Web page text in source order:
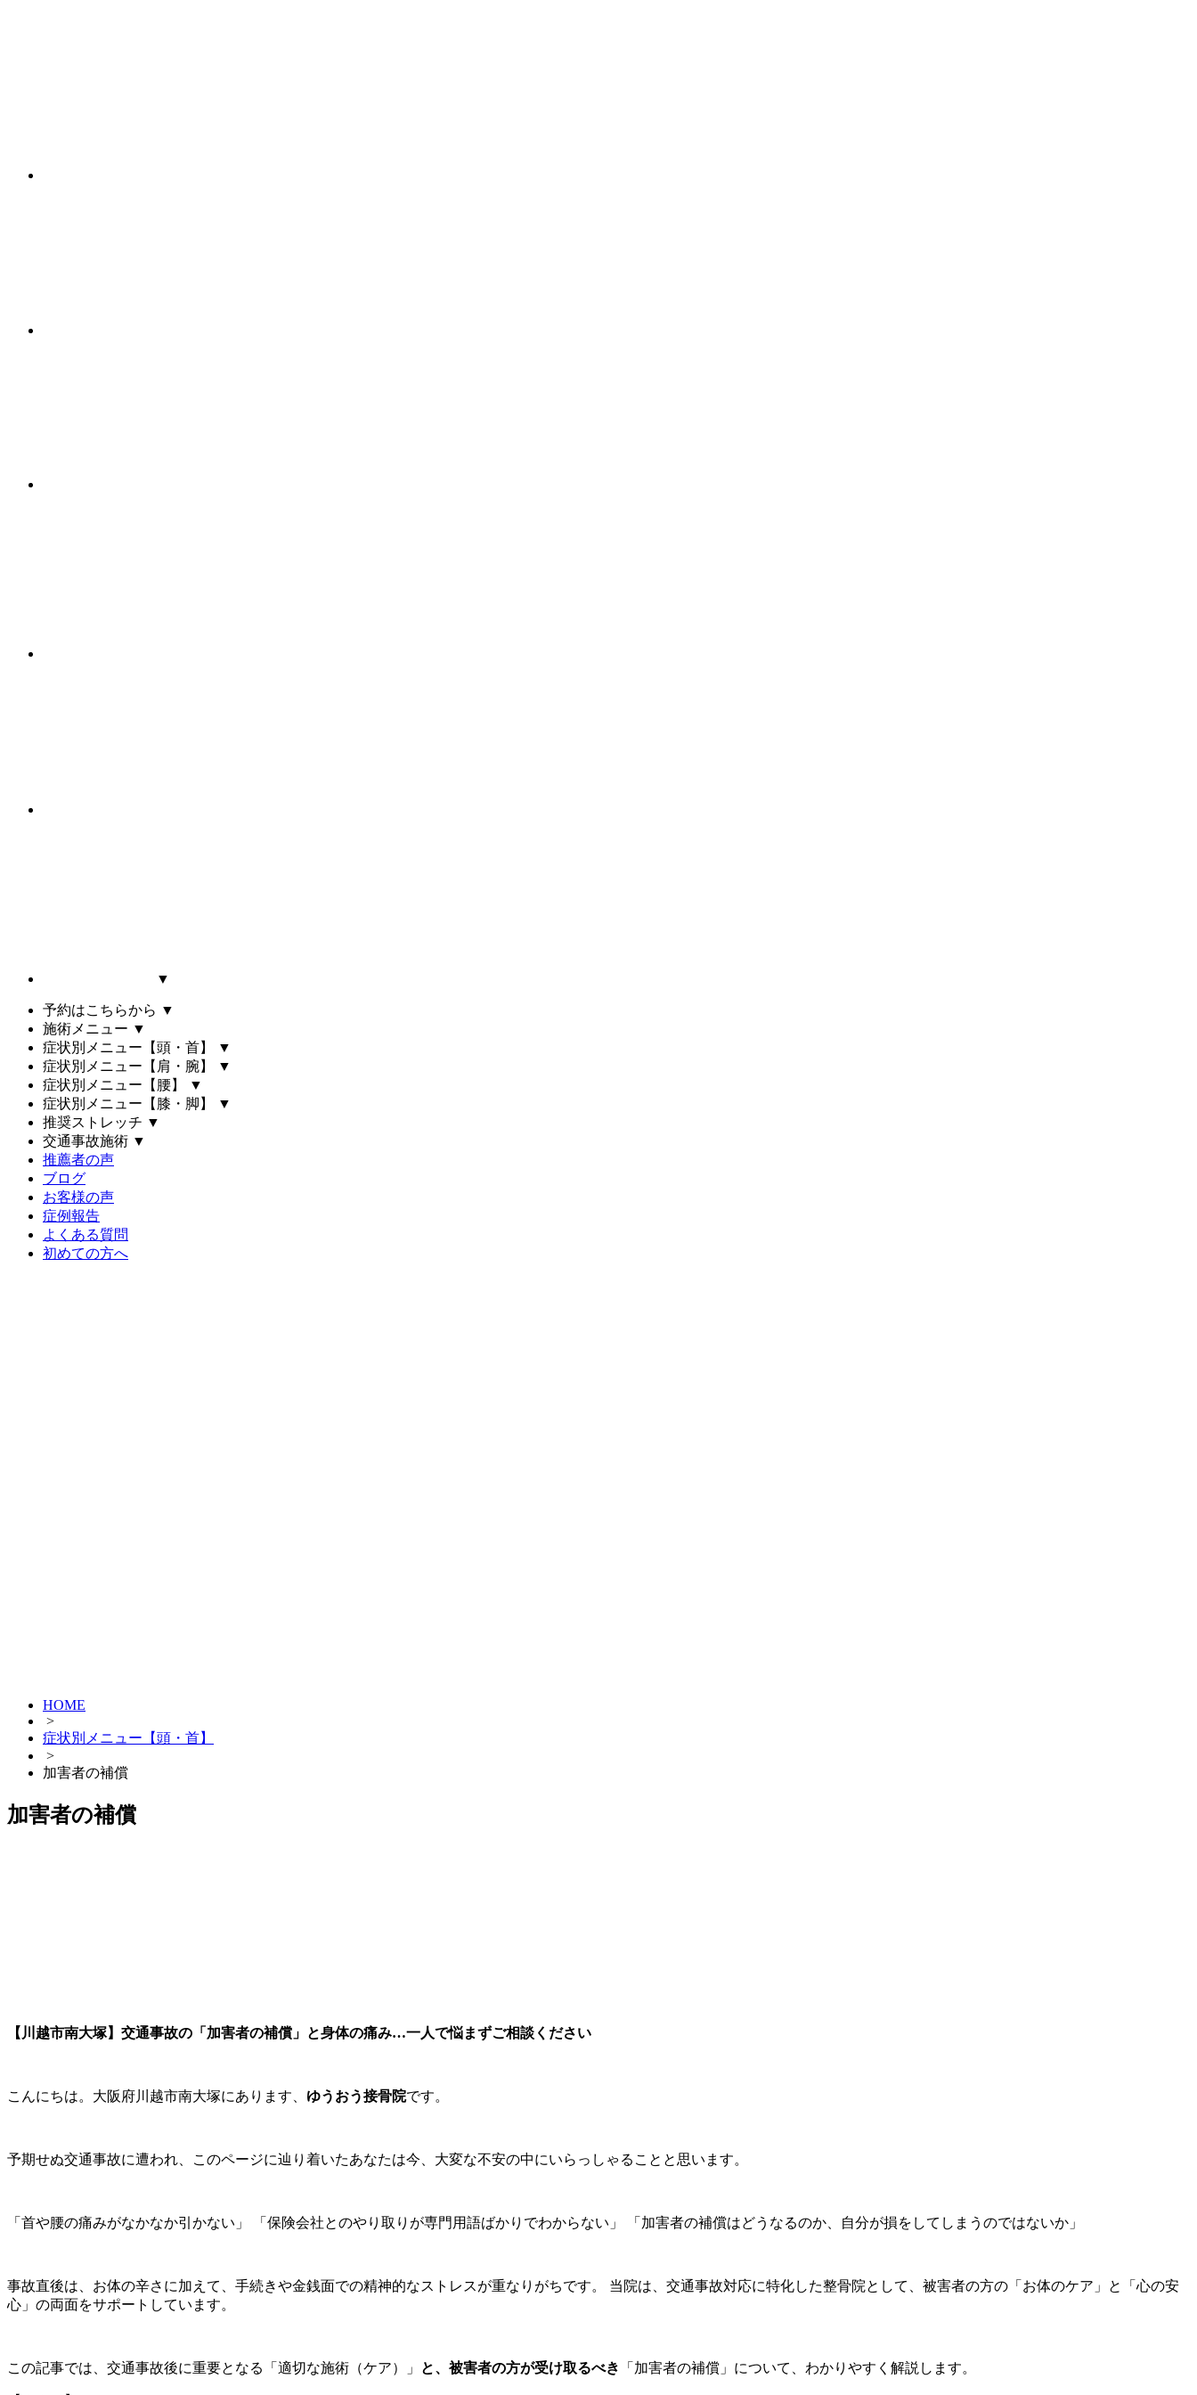
▼
予約はこちらから ▼
施術メニュー ▼
症状別メニュー【頭・首】
▼
症状別メニュー【肩・腕】
▼
症状別メニュー【腰】
▼
症状別メニュー【膝・脚】
▼
推奨ストレッチ ▼
交通事故施術 ▼
推薦者の声
ブログ
お客様の声
症例報告
よくある質問
初めての方へ
HOME
>
症状別メニュー【頭・首】
>
加害者の補償
加害者の補償
【川越市南大塚】交通事故の「加害者の補償」と身体の痛み…一人で悩まずご相談ください
こんにちは。大阪府川越市南大塚にあります、 ゆうおう接骨院です。
予期せぬ交通事故に遭われ、このページに辿り着いたあなたは今、大変な不安の中にいらっしゃることと思います。
「首や腰の痛みがなかなか引かない」 「保険会社とのやり取りが専門用語ばかりでわからない」 「加害者の補償はどうなるのか、自分が損をしてしまうのではないか」
事故直後は、お体の辛さに加えて、手続きや金銭面での精神的なストレスが重なりがちです。 当院は、交通事故対応に特化した整骨院として、被害者の方の「お体のケア」と「心の安
心」の両面をサポートしています。
この記事では、交通事故後に重要となる「適切な施術（ケア）」 と、被害者の方が受け取るべき 「加害者の補償」について、わかりやすく解説します。